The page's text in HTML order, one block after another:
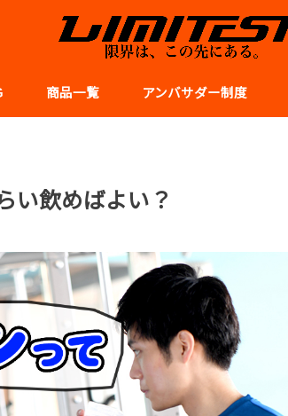
商品一覧 アンバサダー制度
い飲めばよい？